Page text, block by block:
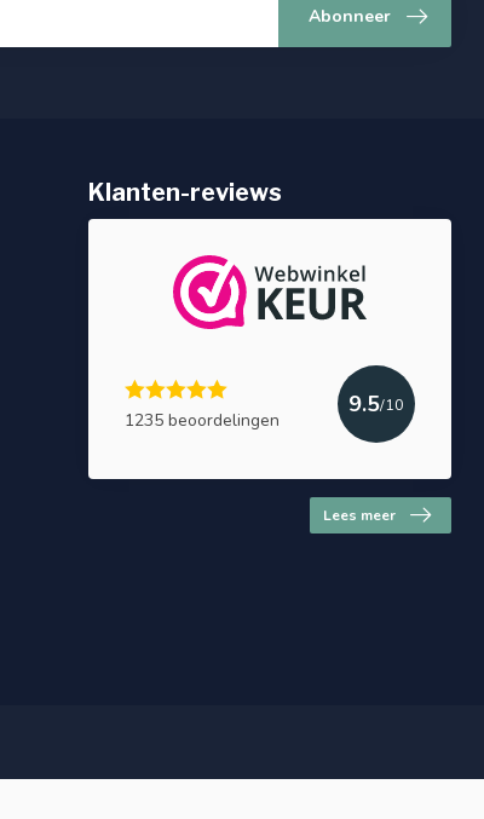
Abonneer
Klanten-reviews
1235 beoordelingen
9.5/10
Lees meer